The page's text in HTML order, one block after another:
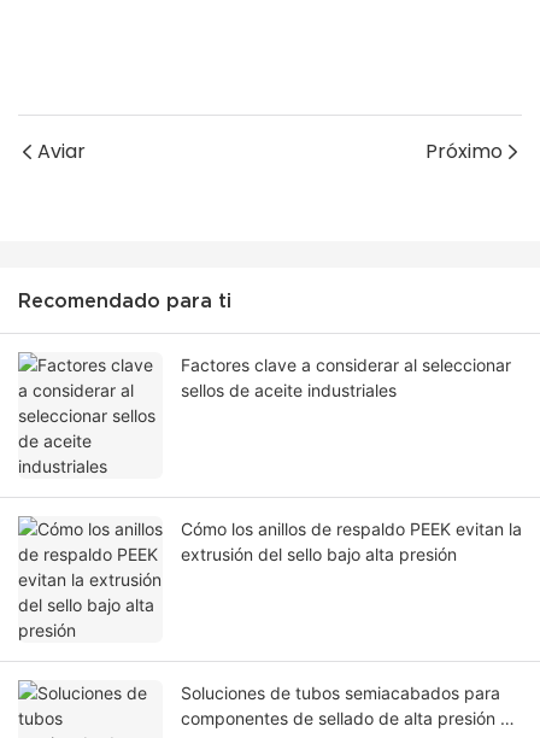
Aviar Próximo
Recomendado para ti
Factores clave a considerar al seleccionar
sellos de aceite industriales
Cómo los anillos de respaldo PEEK evitan la
extrusión del sello bajo alta presión
Soluciones de tubos semiacabados para
componentes de sellado de alta presión en